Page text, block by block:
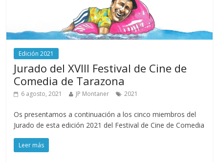
Edición 2021
Jurado del XVIII Festival de Cine de
Comedia de Tarazona
6 agosto, 2021 JP Montaner 2021
Os presentamos a continuación a los cinco miembros del
Jurado de esta edición 2021 del Festival de Cine de Comedia
Leer más